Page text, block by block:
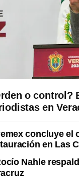
o control?
en
concluye el
en Las
Nahle